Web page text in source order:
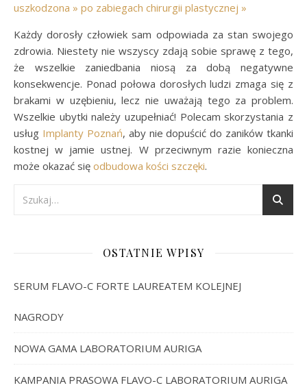
uszkodzona » po zabiegach chirurgii plastycznej »
Każdy dorosły człowiek sam odpowiada za stan swojego
zdrowia. Niestety nie wszyscy zdają sobie sprawę z tego,
że wszelkie zaniedbania niosą za dobą negatywne
konsekwencje. Ponad połowa dorosłych ludzi zmaga się z
brakami w uzębieniu, lecz nie uważają tego za problem.
Wszelkie ubytki należy uzupełniać! Polecam skorzystania z
usług Implanty Poznań, aby nie dopuścić do zaników tkanki
kostnej w jamie ustnej. W przeciwnym razie konieczna
może okazać się odbudowa kości szczęki.
OSTATNIE WPISY
SERUM FLAVO-C FORTE LAUREATEM KOLEJNEJ
NAGRODY
NOWA GAMA LABORATORIUM AURIGA
KAMPANIA PRASOWA FLAVO-C LABORATORIUM AURIGA